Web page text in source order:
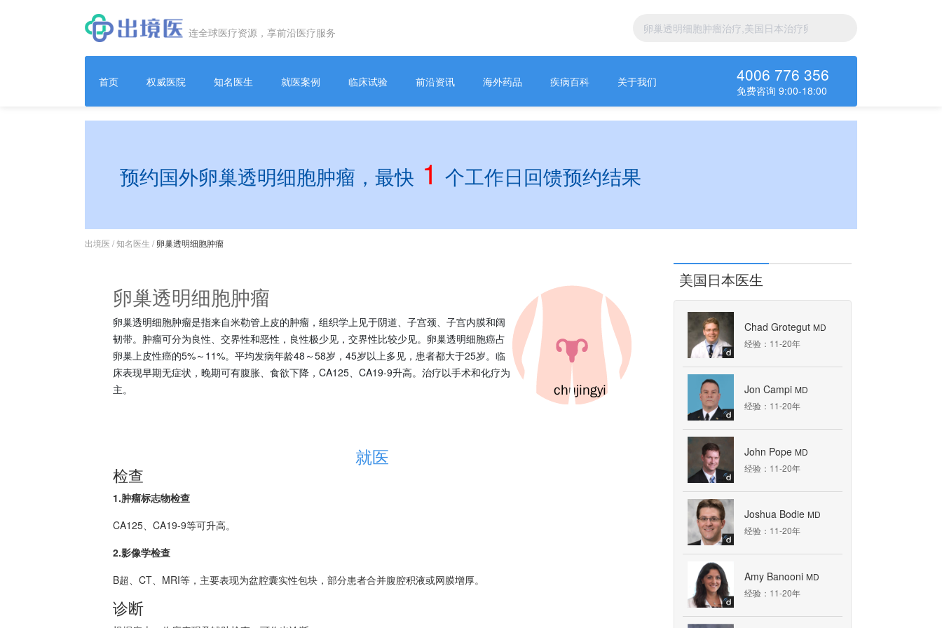
连全球医疗资源，享前沿医疗服务
首页 权威医院 知名医生 就医案例 临床试验 前沿资讯 海外药品 疾病百科 关于我们 4006 776 356
免费咨询 9:00-18:00
预约国外卵巢透明细胞肿瘤，最快 1 个工作日回馈预约结果
出境医 /知名医生 / 卵巢透明细胞肿瘤
卵巢透明细胞肿瘤
卵巢透明细胞肿瘤是指来自米勒管上皮的肿瘤，组织学上见于阴道、子宫颈、子宫内膜和阔
韧带。肿瘤可分为良性、交界性和恶性，良性极少见，交界性比较少见。卵巢透明细胞癌占
卵巢上皮性癌的5%～11%。平均发病年龄48～58岁，45岁以上多见，患者都大于25岁。临
床表现早期无症状，晚期可有腹胀、食欲下降，CA125、CA19-9升高。治疗以手术和化疗为
主。
就医
检查
1.肿瘤标志物检查
CA125、CA19-9等可升高。
2.影像学检查
B超、CT、MRI等，主要表现为盆腔囊实性包块，部分患者合并腹腔积液或网膜增厚。
诊断
美国日本医生
Chad Grotegut MD
经验：11-20年
Jon Campi MD
经验：11-20年
John Pope MD
经验：11-20年
Joshua Bodie MD
经验：11-20年
Amy Banooni MD
经验：11-20年